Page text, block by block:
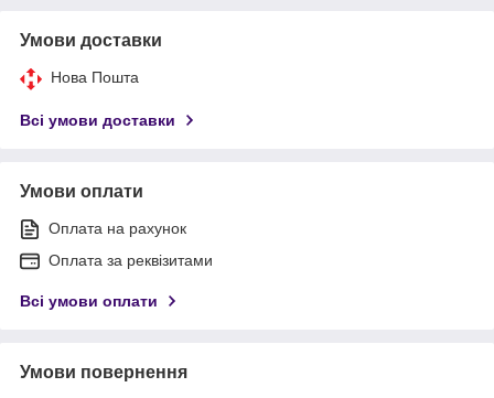
Умови доставки
Нова Пошта
Всі умови доставки
Умови оплати
Оплата на рахунок
Оплата за реквізитами
Всі умови оплати
Умови повернення